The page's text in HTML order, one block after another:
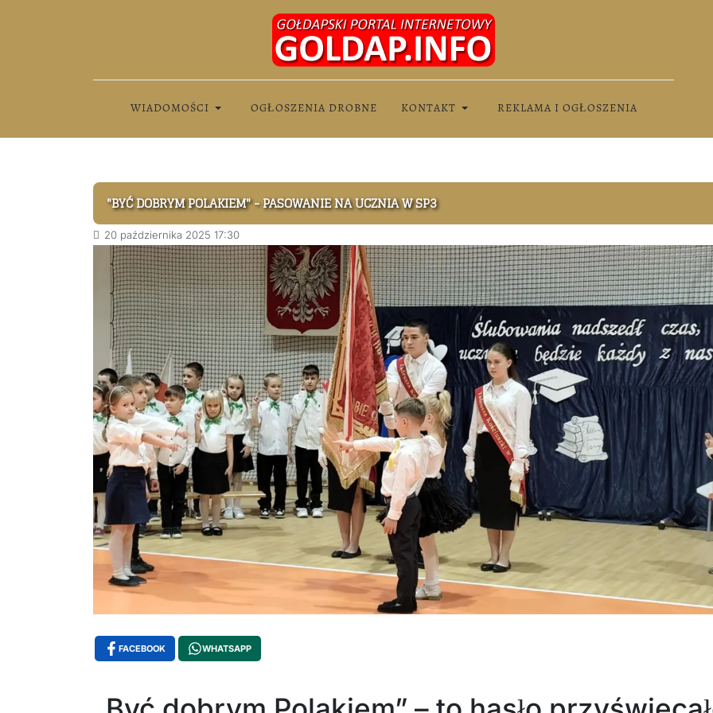
WIADOMOŚCI OGŁOSZENIA DROBNE KONTAKT REKLAMA I OGŁOSZENIA
"BYĆ DOBRYM POLAKIEM" - PASOWANIE NA UCZNIA W SP3
20 października 2025 17:30
FACEBOOK WHATSAPP